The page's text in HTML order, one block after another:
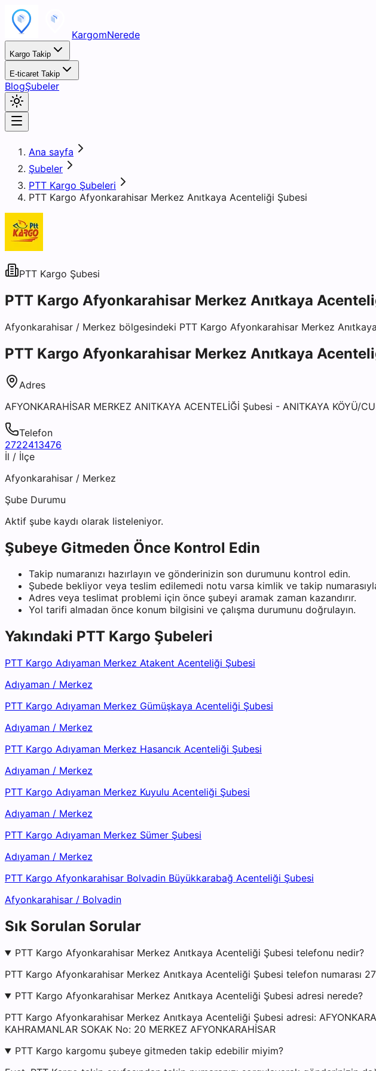
KargomNerede
Kargo Takip
E-ticaret Takip
BlogŞubeler
Ana sayfa
Şubeler
PTT Kargo Şubeleri
PTT Kargo Afyonkarahisar Merkez Anıtkaya Acenteliği Şubesi
PTT Kargo Şubesi
PTT Kargo Afyonkarahisar Merkez Anıtkaya
Afyonkarahisar / Merkez bölgesindeki PTT Kargo Afyonkarahisar Merkez
PTT Kargo Afyonkarahisar Merkez Anıtkaya
Adres
AFYONKARAHİSAR MERKEZ ANITKAYA ACENTELİĞİ Şubesi - ANITKAYA KÖYÜ/
Telefon
2722413476
İl / İlçe
Afyonkarahisar / Merkez
Şube Durumu
Aktif şube kaydı olarak listeleniyor.
Şubeye Gitmeden Önce Kontrol Edin
Takip numaranızı hazırlayın ve gönderinizin son durumunu kontrol edin.
Şubede bekliyor veya teslim edilemedi notu varsa kimlik ve takip
Adres veya teslimat problemi için önce şubeyi aramak zaman kazandırır.
Yol tarifi almadan önce konum bilgisini ve çalışma durumunu doğrulayın.
Yakındaki PTT Kargo Şubeleri
PTT Kargo Adıyaman Merkez Atakent Acenteliği Şubesi
Adıyaman / Merkez
PTT Kargo Adıyaman Merkez Gümüşkaya Acenteliği Şubesi
Adıyaman / Merkez
PTT Kargo Adıyaman Merkez Hasancık Acenteliği Şubesi
Adıyaman / Merkez
PTT Kargo Adıyaman Merkez Kuyulu Acenteliği Şubesi
Adıyaman / Merkez
PTT Kargo Adıyaman Merkez Sümer Şubesi
Adıyaman / Merkez
PTT Kargo Afyonkarahisar Bolvadin Büyükkarabağ Acenteliği Şubesi
Afyonkarahisar / Bolvadin
Sık Sorulan Sorular
PTT Kargo Afyonkarahisar Merkez Anıtkaya Acenteliği Şubesi telefonu nedir?
PTT Kargo Afyonkarahisar Merkez Anıtkaya Acenteliği Şubesi telefon numarası
PTT Kargo Afyonkarahisar Merkez Anıtkaya Acenteliği Şubesi adresi nerede?
PTT Kargo Afyonkarahisar Merkez Anıtkaya Acenteliği Şubesi adresi:
KAHRAMANLAR SOKAK No: 20 MERKEZ AFYONKARAHİSAR
PTT Kargo kargomu şubeye gitmeden takip edebilir miyim?